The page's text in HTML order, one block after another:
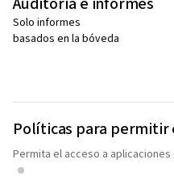
Solo informes
basados en la bóveda
Políticas para permitir
Permita el acceso a